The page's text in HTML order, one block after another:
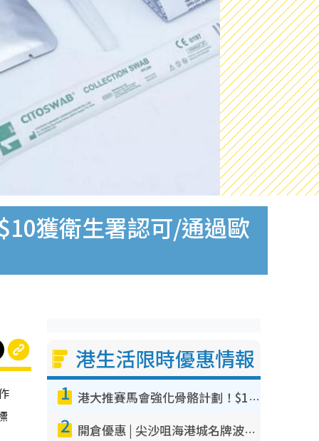
獲衛生署認可/通過歐
港生活限時優惠情報
1 港大推賽馬會強化骨骼計劃！$100骨質密度X光檢查 完成免費運動訓練送超市禮券！附參加資格
2 開倉優惠 | 尖沙咀海港城名牌波鞋開倉低至1折！On鞋$899起／Joy&Peace鞋履$98起